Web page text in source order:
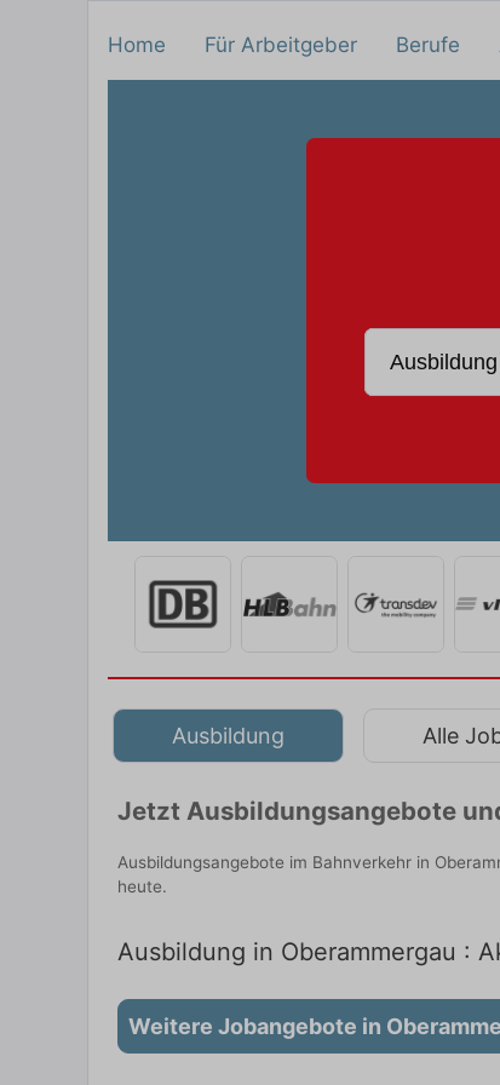
Home Für Arbeitgeber Berufe
Ausbildung Alle
Jetzt Ausbildungsangebote
Ausbildungsangebote im Bahnverkehr in
heute.
Ausbildung in Oberammergau :
Weitere Jobangebote in